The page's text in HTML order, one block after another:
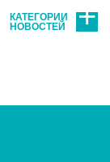
КАТЕГОРИИ
НОВОСТЕЙ